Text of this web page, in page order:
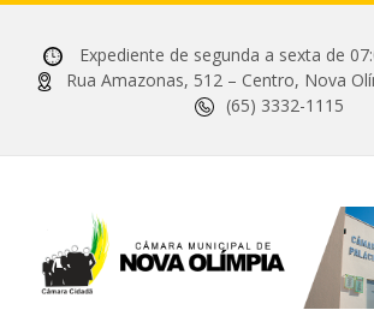
Expediente de segunda a sexta de
Rua Amazonas, 512 – Centro,
(65) 3332-1115